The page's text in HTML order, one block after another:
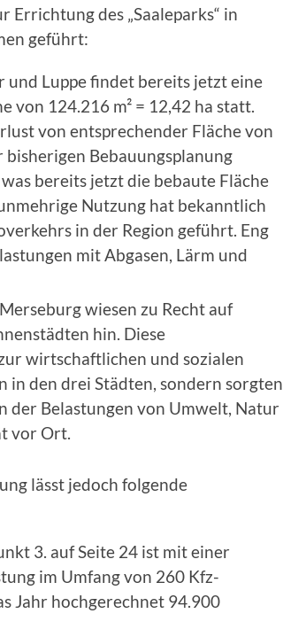
Errichtung des „Saaleparks“ in
geführt:
und Luppe findet bereits jetzt eine
von 124.216 m² = 12,42 ha statt.
von entsprechender Fläche von
Bebauungsplanung
bereits jetzt die bebaute Fläche
Nutzung hat bekanntlich
in der Region geführt. Eng
mit Abgasen, Lärm und
wiesen zu Recht auf
hin. Diese
wirtschaftlichen und sozialen
in den drei Städten, sondern sorgten
der Belastungen von Umwelt, Natur
vor Ort.
lässt jedoch folgende
3. auf Seite 24 ist mit einer
im Umfang von 260 Kfz-
Jahr hochgerechnet 94.900